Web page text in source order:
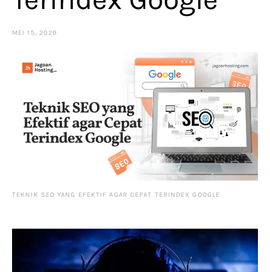
MEI 15, 2020
TEKNIK SEO YANG EFEKTIF AGAR CEPAT TERINDEX GOOGLE